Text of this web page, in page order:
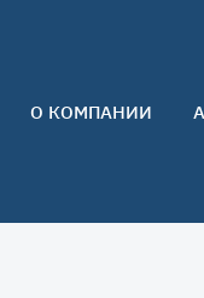
О КОМПАНИИ
Команда